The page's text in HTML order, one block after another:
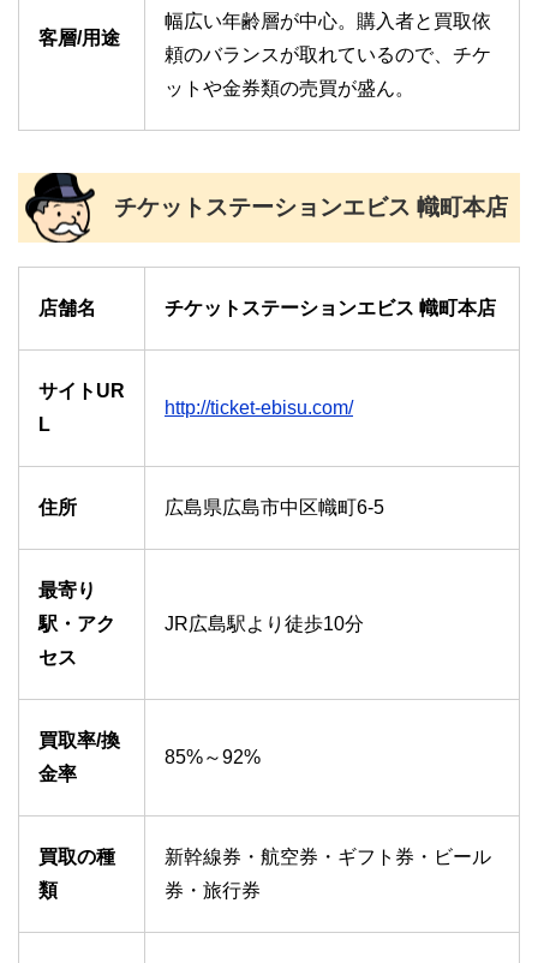
客層/用途
幅広い年齢層が中心。購入者と買取依
頼のバランスが取れているので、チケ
ットや金券類の売買が盛ん。
チケットステーションエビス 幟町本店
店舗名 チケットステーションエビス 幟町本店
サイトUR
L
http://ticket-ebisu.com/
住所 広島県広島市中区幟町6-5
最寄り
駅・アク
セス
JR広島駅より徒歩10分
買取率/換
金率
85%～92%
買取の種
類
新幹線券・航空券・ギフト券・ビール
券・旅行券